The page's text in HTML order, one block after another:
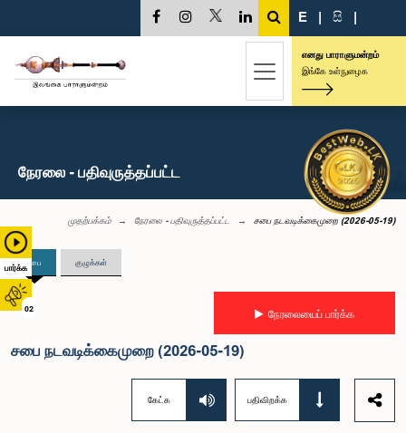
பார்க்க
02
E | සි |
எனது பாராளுமன்றம்
இங்கே உள்நுழைக
நேரலை - பதிவுருத்தப்பட்ட
முதற்பக்கம் நேரலை - பதிவுருத்தப்பட்ட சபை நடவடிக்கைமுறை (2026-05-19)
சபை குழுக்கள்
நேரலையைப் பார்க்க
சபை நடவடிக்கைமுறை (2026-05-19)
கேட்க பதிவிறக்க